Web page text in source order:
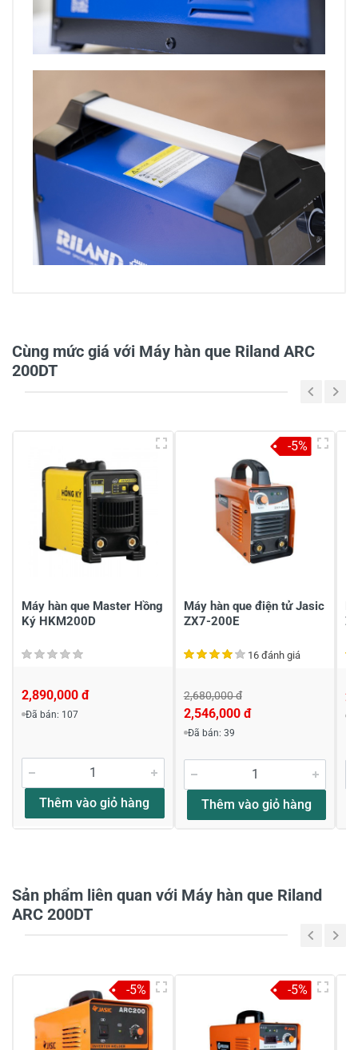
2
-
1
-
Chia sẻ nhận xét về sản phẩm
Đánh giá sao
Tiêu đề của nhận xét *
Cùng mức giá với Máy hàn que Riland ARC
200DT
Máy hàn que Master Hồng
Ký HKM200D
2,890,000 đ
Đã bán: 107
Thêm vào giỏ hàng
Máy hàn que điện tử Jasic
ZX7-200E
16 đánh giá
2,680,000 đ
2,546,000 đ
Đã bán: 39
Thêm vào giỏ hàng
-5%
Sản phẩm liên quan với Máy hàn que Riland
ARC 200DT
-5% -5%